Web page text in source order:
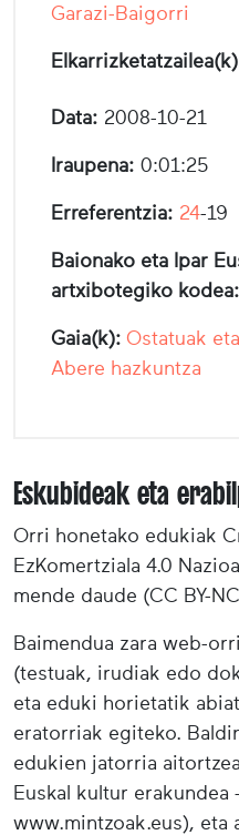
Garazi-Baigorri
Data: 2008-10-21
Iraupena: 0:01:25
Erreferentzia: 24-19
Baionako eta Ipar
artxibotegiko kodea:
Gaia(k): Ostatuak
Abere hazkuntza
Eskubideak eta
Orri honetako edukiak
EzKomertziala 4.0
mende daude (CC BY-
Baimendua zara web-
(testuak, irudiak edo
eta eduki horietatik
eratorriak egiteko.
edukien jatorria
Euskal kultur
www.mintzoak.eus), eta